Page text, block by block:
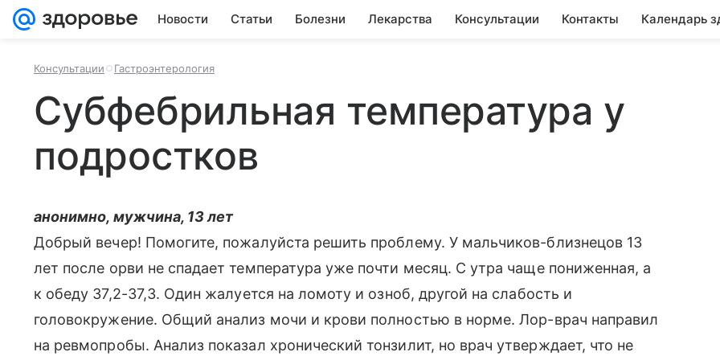
Новости Статьи Болезни Лекарства Консультации Контакты Календарь
Консультации Гастроэнтерология
Субфебрильная температура у
подростков
анонимно, мужчина, 13 лет
Добрый вечер! Помогите, пожалуйста решить проблему. У мальчиков-близнецов 13
лет после орви не спадает температура уже почти месяц. С утра чаще пониженная, а
к обеду 37,2-37,3. Один жалуется на ломоту и озноб, другой на слабость и
головокружение. Общий анализ мочи и крови полностью в норме. Лор-врач направил
на ревмопробы. Анализ показал хронический тонзилит, но врач утверждает, что не